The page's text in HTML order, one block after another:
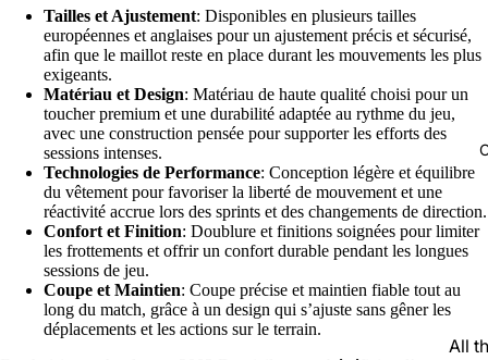
All
Tailles et Ajustement: Disponibles en plusieurs tailles
européennes et anglaises pour un ajustement précis et sécurisé,
afin que le maillot reste en place durant les mouvements les plus
exigeants.
Matériau et Design: Matériau de haute qualité choisi pour un
toucher premium et une durabilité adaptée au rythme du jeu,
avec une construction pensée pour supporter les efforts des
sessions intenses.
Technologies de Performance: Conception légère et équilibre
du vêtement pour favoriser la liberté de mouvement et une
réactivité accrue lors des sprints et des changements de direction.
Confort et Finition: Doublure et finitions soignées pour limiter
les frottements et offrir un confort durable pendant les longues
sessions de jeu.
Coupe et Maintien: Coupe précise et maintien fiable tout au
long du match, grâce à un design qui s’ajuste sans gêner les
déplacements et les actions sur le terrain.